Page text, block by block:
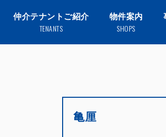
仲介テナントご紹介
TENANTS
物件案内
SHOPS
亀厘